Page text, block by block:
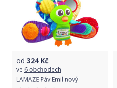
od 324Kč
ve 6 obchodech
LAMAZE Páv Emil nový